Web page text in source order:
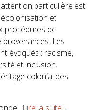
particulière est
et
procédures de
Les
évoqués : racisme,
et inclusion,
colonial des
Lire la suite...